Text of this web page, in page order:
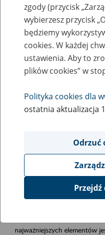
Zaproś ZUS do
eZUS w siedzibie
Rodzaj wydarzenia
Szkolenia
obsługa klientów
Event description
Platforma Usług
najważniejszych elementów
zgody (przycisk
wybierzesz przycisk
będziemy
cookies. W każdej
ustawienia. Aby to
plików cookies” w
Polityka cookies dla
ostatnia aktualizacja
Odrzuć